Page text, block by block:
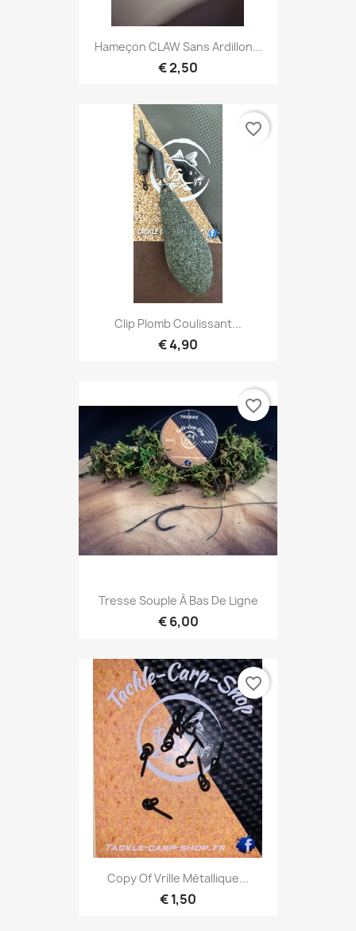
Hameçon CLAW Sans Ardillon...
€ 2,50
Clip Plomb Coulissant...
€ 4,90
favorite_border
Tresse Souple À Bas De Ligne
€ 6,00
favorite_border
Copy Of Vrille Métallique...
€ 1,50
favorite_border